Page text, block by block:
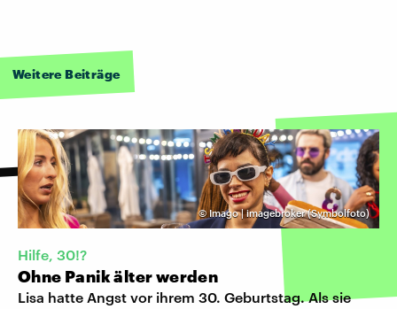
Weitere Beiträge
©Imago | imagebroker (Symbolfoto)
Hilfe, 30!?
Ohne Panik älter werden
Lisa hatte Angst vor ihrem 30. Geburtstag. Als sie